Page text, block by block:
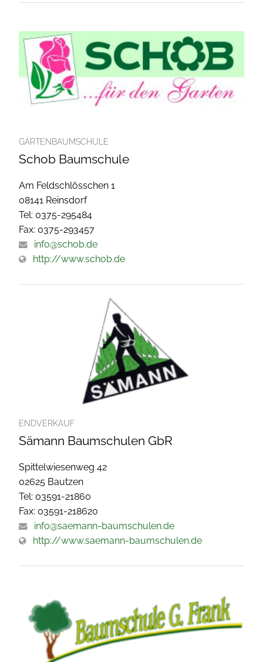
GARTENBAUMSCHULE
Schob Baumschule
Am Feldschlösschen 1
08141 Reinsdorf
Tel: 0375-295484
Fax: 0375-293457
info@schob.de
http://www.schob.de
ENDVERKAUF
Sämann Baumschulen GbR
Spittelwiesenweg 42
02625 Bautzen
Tel: 03591-21860
Fax: 03591-218620
info@saemann-baumschulen.de
http://www.saemann-baumschulen.de